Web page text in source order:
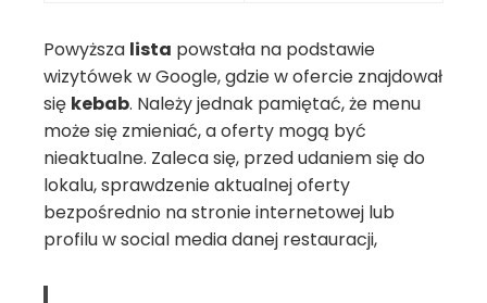
Powyższa lista powstała na podstawie
wizytówek w Google, gdzie w ofercie znajdował
się kebab. Należy jednak pamiętać, że menu
może się zmieniać, a oferty mogą być
nieaktualne. Zaleca się, przed udaniem się do
lokalu, sprawdzenie aktualnej oferty
bezpośrednio na stronie internetowej lub
profilu w social media danej restauracji,